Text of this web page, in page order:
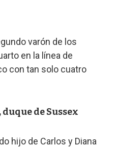
varón de los
en la línea de
con tan solo cuatro
de Sussex
hijo de Carlos y Diana